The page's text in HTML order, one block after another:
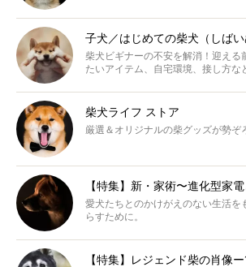
子犬／はじめての柴犬（しばい
柴犬ビギナーの不安を解消！迎える
たいアイテム、自宅環境、接し方な
柴犬ライフ ストア
厳選＆オリジナルの柴グッズが勢ぞ
【特集】新・家術〜進化型家
愛犬たちとのかけがえのない生活を
らすために。
【特集】レジェンド柴の肖像